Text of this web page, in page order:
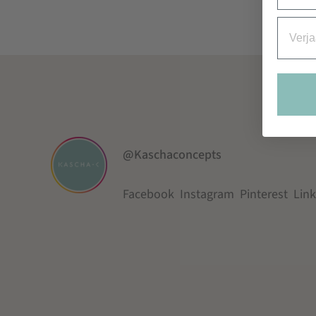
@Kaschaconcepts
Facebook Instagram Pinterest